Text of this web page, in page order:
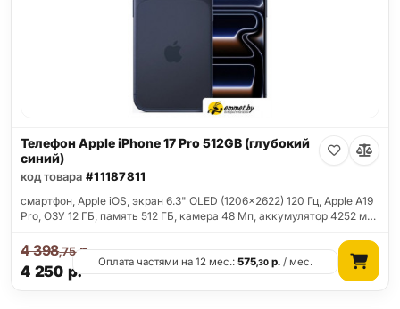
Телефон Apple iPhone 17 Pro 512GB (глубокий
синий)
код товара #11187811
смартфон, Apple iOS, экран 6.3" OLED (1206x2622) 120 Гц, Apple A19
Pro, ОЗУ 12 ГБ, память 512 ГБ, камера 48 Мп, аккумулятор 4252 м…
4 250 р.
4 398,75р.
Оплата частями на 12 мес.:575,30 р. / мес.